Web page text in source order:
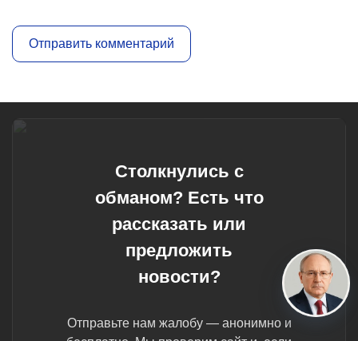
Столкнулись с
обманом? Есть что
рассказать или
предложить
новости?
Отправьте нам жалобу — анонимно и